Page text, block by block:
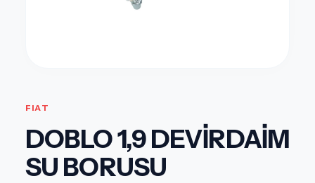
FIAT
DOBLO 1,9 DEVİRDAİM
SU BORUSU